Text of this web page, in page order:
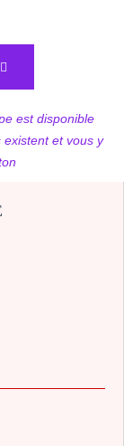
est disponible
et vous y